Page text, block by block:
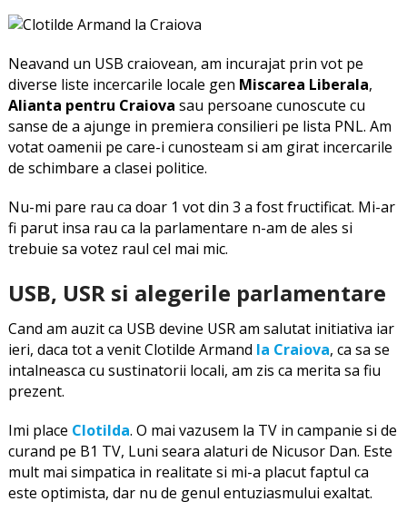
Neavand un USB craiovean, am incurajat prin vot pe
diverse liste incercarile locale gen Miscarea Liberala,
Alianta pentru Craiova sau persoane cunoscute cu
sanse de a ajunge in premiera consilieri pe lista PNL. Am
votat oamenii pe care-i cunosteam si am girat incercarile
de schimbare a clasei politice.
Nu-mi pare rau ca doar 1 vot din 3 a fost fructificat. Mi-ar
fi parut insa rau ca la parlamentare n-am de ales si
trebuie sa votez raul cel mai mic.
USB, USR si alegerile parlamentare
Cand am auzit ca USB devine USR am salutat initiativa iar
ieri, daca tot a venit Clotilde Armand la Craiova, ca sa se
intalneasca cu sustinatorii locali, am zis ca merita sa fiu
prezent.
Imi place Clotilda. O mai vazusem la TV in campanie si de
curand pe B1 TV, Luni seara alaturi de Nicusor Dan. Este
mult mai simpatica in realitate si mi-a placut faptul ca
este optimista, dar nu de genul entuziasmului exaltat.